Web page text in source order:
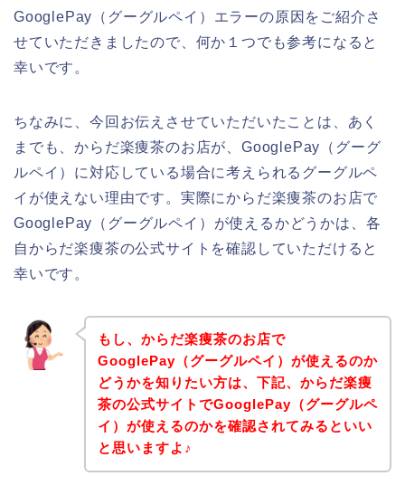
GooglePay（グーグルペイ）エラーの原因をご紹介さ
せていただきましたので、何か１つでも参考になると
幸いです。
ちなみに、今回お伝えさせていただいたことは、あく
までも、からだ楽痩茶のお店が、GooglePay（グーグ
ルペイ）に対応している場合に考えられるグーグルペ
イが使えない理由です。実際にからだ楽痩茶のお店で
GooglePay（グーグルペイ）が使えるかどうかは、各
自からだ楽痩茶の公式サイトを確認していただけると
幸いです。
もし、からだ楽痩茶のお店で
GooglePay（グーグルペイ）が使えるのか
どうかを知りたい方は、下記、からだ楽痩
茶の公式サイトでGooglePay（グーグルペ
イ）が使えるのかを確認されてみるといい
と思いますよ♪